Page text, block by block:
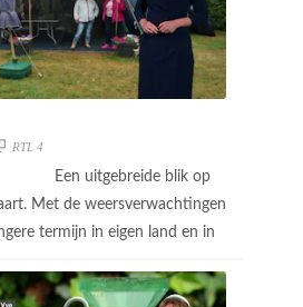
RTL 4
Een uitgebreide blik op
Met de weersverwachtingen
termijn in eigen land en in